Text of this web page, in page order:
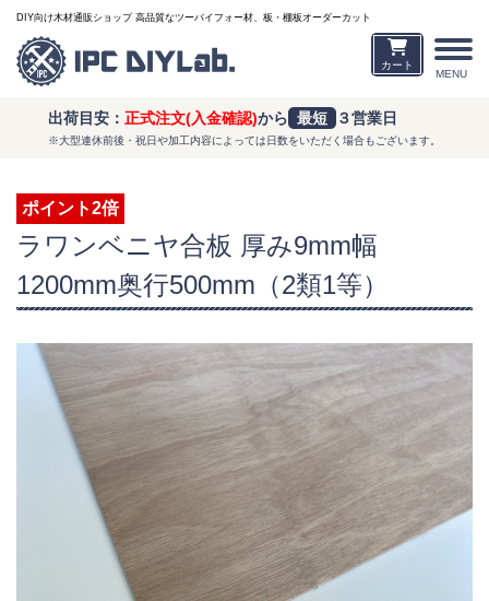
MENU
DIY向け木材通販ショップ 高品質なツーバイフォー材、板・棚板オーダーカット
カート
出荷目安： 正式注文(入金確認)から 最短 ３営業日
※大型連休前後・祝日や加工内容によっては日数をいただく場合もございます。
ポイント2倍
ラワンベニヤ合板 厚み9mm幅
1200mm奥行500mm（2類1等）